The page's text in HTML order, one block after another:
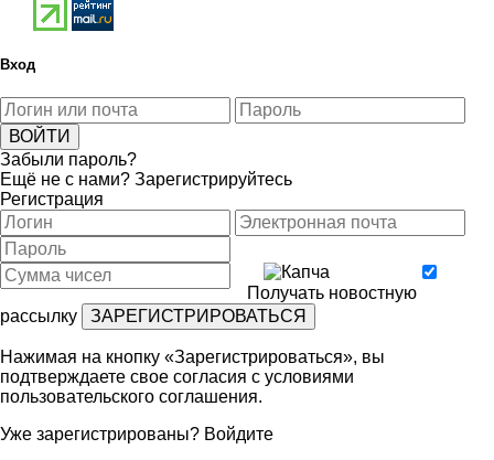
Вход
Забыли пароль?
Ещё не с нами? Зарегистрируйтесь
Регистрация
Получать новостную
рассылку
Нажимая на кнопку «Зарегистрироваться», вы
подтверждаете свое согласия с условиями
пользовательского соглашения.
Уже зарегистрированы? Войдите